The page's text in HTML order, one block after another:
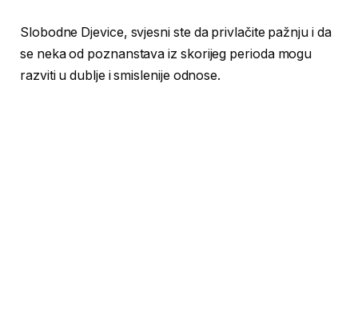
Slobodne Djevice, svjesni ste da privlačite pažnju i da
se neka od poznanstava iz skorijeg perioda mogu
razviti u dublje i smislenije odnose.